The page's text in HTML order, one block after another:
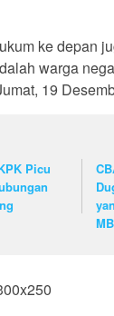
ke depan
warga
19
Picu